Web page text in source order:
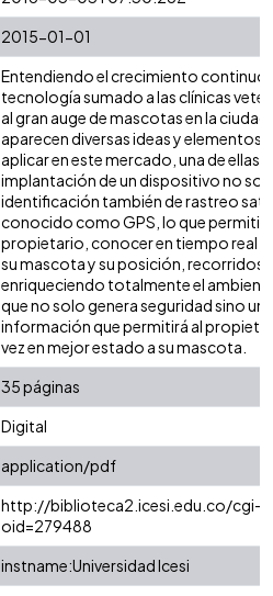
2015-01-01
Entendiendo el crecimiento continuo
tecnología sumado a las clínicas
al gran auge de mascotas en la ciudad
aparecen diversas ideas y elementos
aplicar en este mercado, una de ellas
implantación de un dispositivo no
identificación también de rastreo
conocido como GPS, lo que
propietario, conocer en tiempo real
su mascota y su posición, recorridos
enriqueciendo totalmente el
que no solo genera seguridad sino un
información que permitirá al
vez en mejor estado a su mascota.
35 páginas
Digital
application/pdf
http://biblioteca2.icesi.edu.co/cgi-
oid=279488
instname:Universidad Icesi